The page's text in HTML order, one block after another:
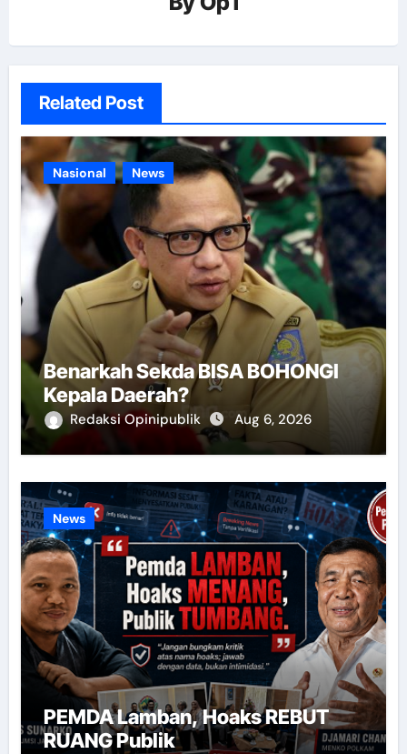
Related Post
Nasional News
Benarkah Sekda BISA BOHONGI
Kepala Daerah?
Redaksi Opinipublik Aug 6, 2026
News
PEMDA Lamban, Hoaks REBUT
RUANG Publik